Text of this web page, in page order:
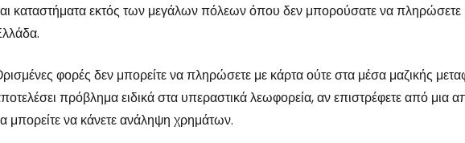
καταστήματα εκτός των μεγάλων πόλεων όπου δεν μπορούσατε να πληρώσετε
φορές δεν μπορείτε να πληρώσετε με κάρτα ούτε στα μέσα μαζικής
πρόβλημα ειδικά στα υπεραστικά λεωφορεία, αν επιστρέφετε από μια
μπορείτε να κάνετε ανάληψη χρημάτων.